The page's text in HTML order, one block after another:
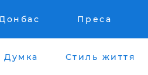
Преса
Думка Стиль життя